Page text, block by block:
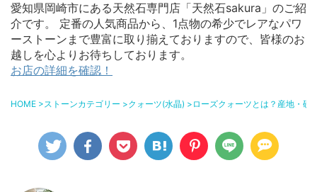
愛知県岡崎市にある天然石専門店「天然石sakura」のご紹
介です。 定番の人気商品から、1点物の希少でレアなパワ
ーストーンまで豊富に取り揃えておりますので、皆様のお
越しを心よりお待ちしております。
お店の詳細を確認！
HOME >ストーンカテゴリー >クォーツ(水晶) > ローズクォーツとは？産地・硬